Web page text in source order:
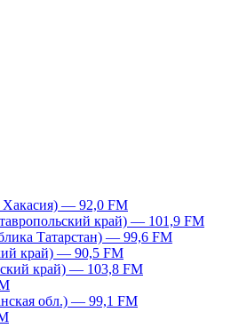
Хакасия) — 92,0 FM
край) — 101,9 FM
Татарстан) — 99,6 FM
край) — 90,5 FM
край) — 103,8 FM
обл.) — 99,1 FM